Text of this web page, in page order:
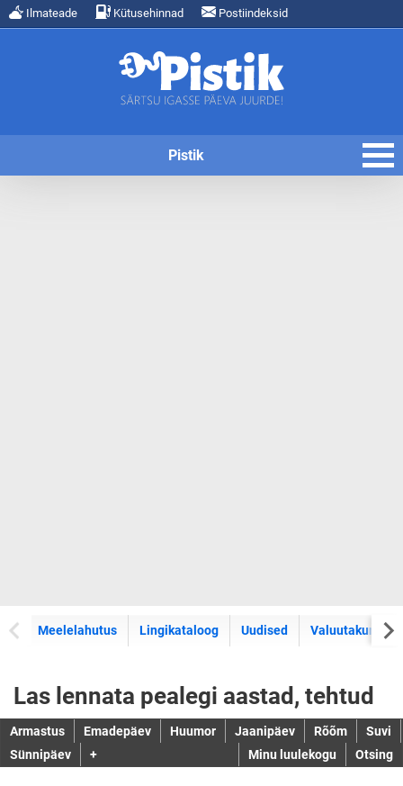
Ilmateade Kütusehinnad Postiindeksid
Pistik
Meelelahutus Lingikataloog Uudised Valuutakursid
Las lennata pealegi aastad, tehtud
Armastus Emadepäev Huumor Jaanipäev Rõõm
Suvi
Sünnipäev
+ Minu luulekogu Otsing